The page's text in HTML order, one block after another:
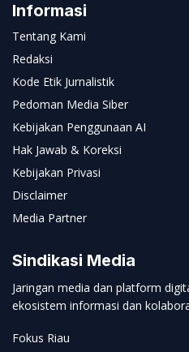
Informasi
Tentang Kami
Redaksi
Kode Etik Jurnalistik
Pedoman Media Siber
Kebijakan Penggunaan AI
Hak Jawab & Koreksi
Kebijakan Privasi
Disclaimer
Media Partner
Sindikasi Media
Jaringan media dan platform
ekosistem informasi dan
Fokus Riau